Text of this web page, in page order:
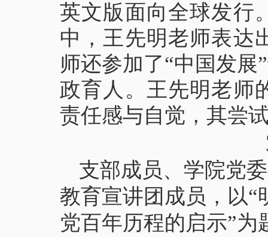
英文版面向全球发行
中，王先明老师表达
师还参加了“中国发展
政育人。王先明老师
责任感与自觉，其尝
支部成员、学院党
教育宣讲团成员，以
党百年历程的启示”